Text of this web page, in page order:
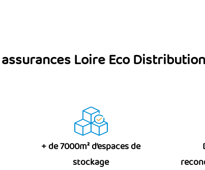
Loire Eco Distribution
+ de 7000m² d’espaces de
stockage